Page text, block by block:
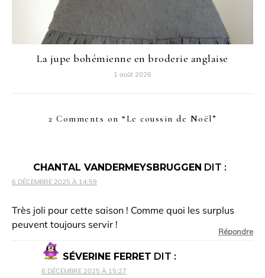
La jupe bohémienne en broderie anglaise
1 août 2026
2 Comments on “ Le coussin de Noël”
CHANTAL VANDERMEYSBRUGGEN DIT :
6 DÉCEMBRE 2025 À 14:59
Très joli pour cette saison ! Comme quoi les surplus
peuvent toujours servir !
Répondre
SÉVERINE FERRET DIT :
6 DÉCEMBRE 2025 À 15:27